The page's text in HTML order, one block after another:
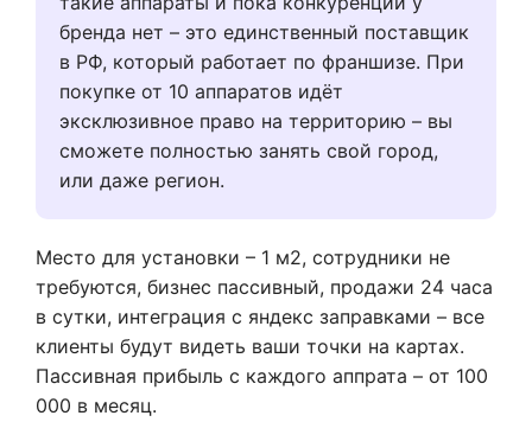
бренда нет – это единственный поставщик
в РФ, который работает по франшизе. При
покупке от 10 аппаратов идёт
эксклюзивное право на территорию – вы
сможете полностью занять свой город,
или даже регион.
Место для установки – 1 м2, сотрудники не
требуются, бизнес пассивный, продажи 24 часа
в сутки, интеграция с яндекс заправками – все
клиенты будут видеть ваши точки на картах.
Пассивная прибыль с каждого аппрата – от 100
000 в месяц.